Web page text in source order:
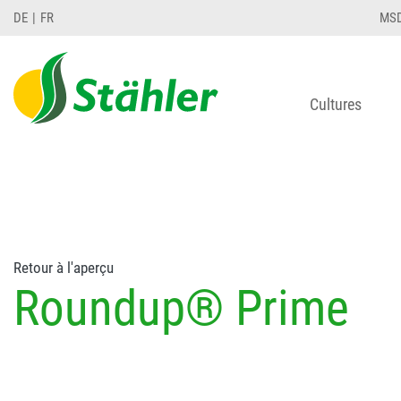
DE FR
Cultures
string(78) "Test 12 {FONT:12} // Dosierungen: test
Retour à l'aperçu
Roundup® Prime